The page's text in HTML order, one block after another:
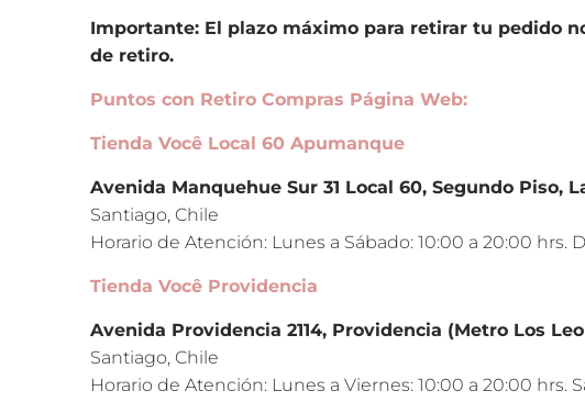
Importante: El plazo máximo para retirar tu pedido
de retiro.
Puntos con Retiro Compras Página Web:
Tienda Você Local 60 Apumanque
Avenida Manquehue Sur 31 Local 60, Segundo Piso,
Santiago, Chile
Horario de Atención: Lunes a Sábado: 10:00 a 20:00 hrs.
Tienda Você Providencia
Avenida Providencia 2114, Providencia (Metro Los
Santiago, Chile
Horario de Atención: Lunes a Viernes: 10:00 a 20:00 hrs.